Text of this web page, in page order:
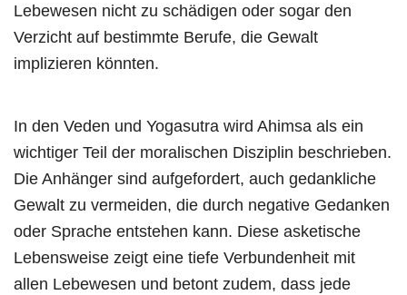
Lebewesen nicht zu schädigen oder sogar den
Verzicht auf bestimmte Berufe, die Gewalt
implizieren könnten.
In den Veden und Yogasutra wird Ahimsa als ein
wichtiger Teil der moralischen Disziplin beschrieben.
Die Anhänger sind aufgefordert, auch gedankliche
Gewalt zu vermeiden, die durch negative Gedanken
oder Sprache entstehen kann. Diese asketische
Lebensweise zeigt eine tiefe Verbundenheit mit
allen Lebewesen und betont zudem, dass jede